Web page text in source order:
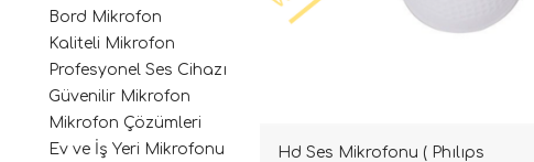
Bord Mikrofon
Kaliteli Mikrofon
Profesyonel Ses Cihazı
Güvenilir Mikrofon
Mikrofon Çözümleri
Ev ve İş Yeri Mikrofonu
Hd Ses Mikrofonu ( Phılıps